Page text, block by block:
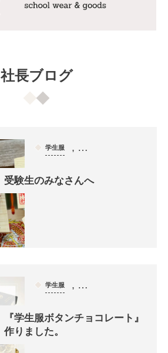
社長ブログ
学生服 , …
受験生のみなさんへ
学生服 , …
『学生服ボタンチョコレート』
作りました。